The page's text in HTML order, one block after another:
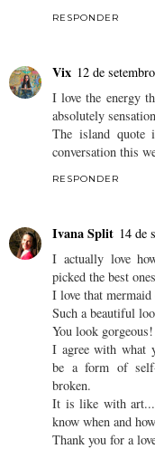
RESPONDER
Vix 12 de
I love the energy
absolutely
The island
conversation this
RESPONDER
Ivana Split 14 de
I actually love
picked the best
I love that mermaid
Such a beautiful
You look gorgeous!
I agree with what
be a form of
broken.
It is like with
know when and
Thank you for a